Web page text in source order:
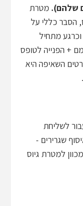
שלהם). מטרת
הסבר כללי על
וכרגע מתחיל
+ הפנייה לטופס
השאיפה היא
לשליחת
שגרירים -
למטרת גיוס